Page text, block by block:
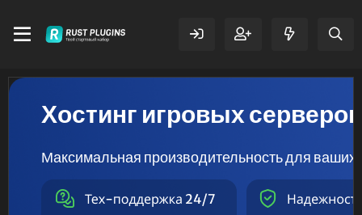
Хостинг игровых серверов
Максимальная производительность для ваших